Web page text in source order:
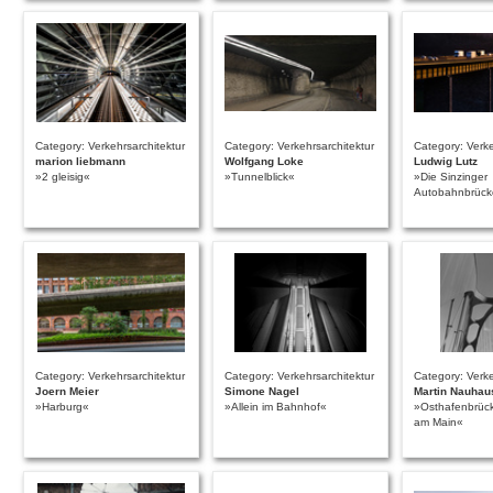
Category: Verkehrsarchitektur
marion liebmann
»2 gleisig«
Category: Verkehrsarchitektur
Wolfgang Loke
»Tunnelblick«
Category:
Ludwig Lutz
»Die Sinzinger
Category: Verkehrsarchitektur
Joern Meier
»Harburg«
Category: Verkehrsarchitektur
Simone Nagel
»Allein im Bahnhof«
Category:
Martin
am Main«